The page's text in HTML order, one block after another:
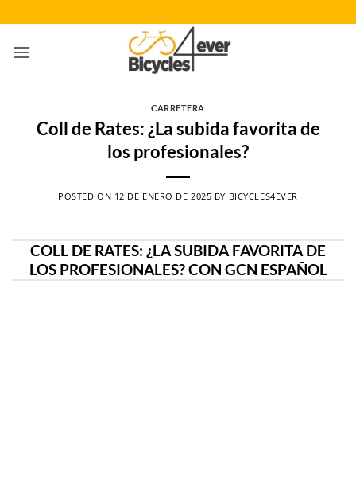
al
contenido
CARRETERA
Coll de Rates: ¿La subida favorita de
los profesionales?
POSTED ON 12 DE ENERO DE 2025 BY BICYCLES4EVER
COLL DE RATES: ¿LA SUBIDA FAVORITA DE
LOS PROFESIONALES? CON GCN ESPAÑOL